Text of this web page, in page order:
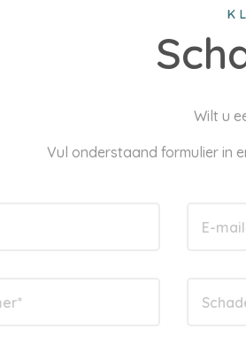
Wilt u
Vul onderstaand formulier in